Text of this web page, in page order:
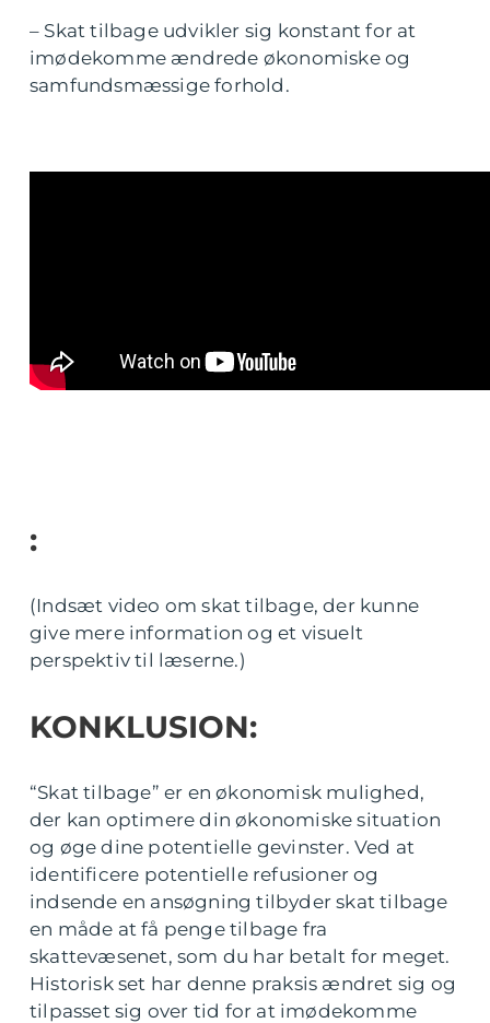
– Skat tilbage udvikler sig konstant for at
imødekomme ændrede økonomiske og
samfundsmæssige forhold.
:
(Indsæt video om skat tilbage, der kunne
give mere information og et visuelt
perspektiv til læserne.)
KONKLUSION:
“Skat tilbage” er en økonomisk mulighed,
der kan optimere din økonomiske situation
og øge dine potentielle gevinster. Ved at
identificere potentielle refusioner og
indsende en ansøgning tilbyder skat tilbage
en måde at få penge tilbage fra
skattevæsenet, som du har betalt for meget.
Historisk set har denne praksis ændret sig og
tilpasset sig over tid for at imødekomme